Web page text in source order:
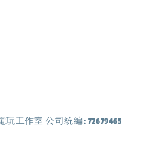
工作室 公司統編: 72679465